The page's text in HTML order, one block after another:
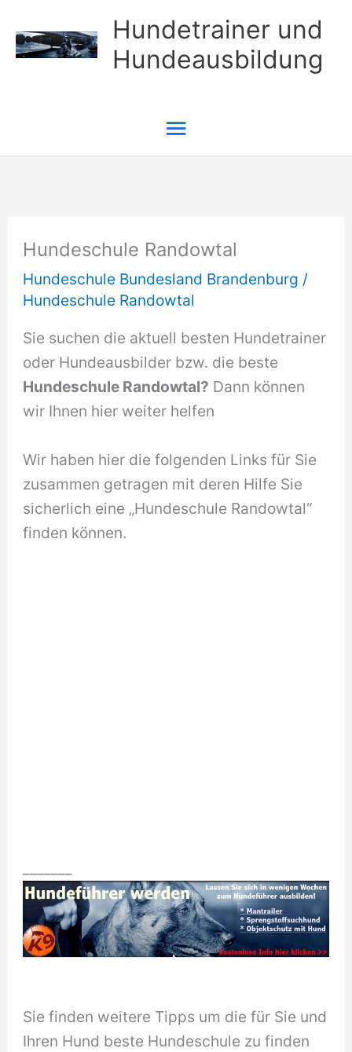
Inhalt
springen
Hundetrainer und
Hundeausbildung
Hauptmenü
Hundeschule Randowtal
Hundeschule Bundesland Brandenburg /
Hundeschule Randowtal
Sie suchen die aktuell besten Hundetrainer
oder Hundeausbilder bzw. die beste
Hundeschule Randowtal? Dann können
wir Ihnen hier weiter helfen
Wir haben hier die folgenden Links für Sie
zusammen getragen mit deren Hilfe Sie
sicherlich eine „Hundeschule Randowtal“
finden können.
Sie finden weitere Tipps um die für Sie und
Ihren Hund beste Hundeschule zu finden